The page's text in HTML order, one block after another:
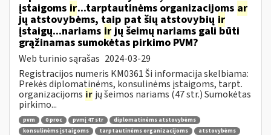
įstaigoms ir...tarptautinėms organizacijoms ar
jų atstovybėms, taip pat šių atstovybių ir
įstaigų...nariams irjų šeimų nariams gali būti
grąžinamas sumokėtas pirkimo PVM?
Web turinio sąrašas 2024-03-29
Registracijos numeris KM0361 Ši informacija skelbiama:
Prekės diplomatinėms, konsulinėms įstaigoms, tarpt.
organizacijoms ir jų šeimos nariams (47 str.) Sumokėtas
pirkimo...
pvm 0 proc pvmį 47 str
diplomatinėms atstovybėms
konsulinėms įstaigoms
tarptautinėms organizacijoms
atstovybėms